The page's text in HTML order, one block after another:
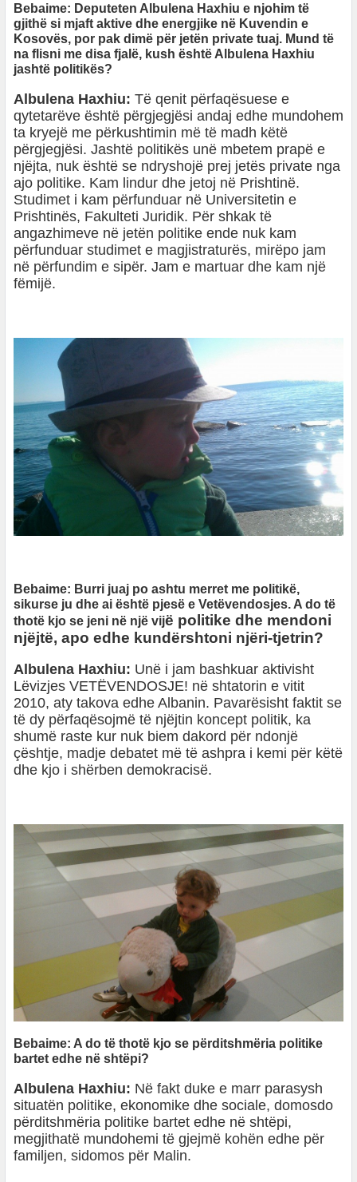
Bebaime: Deputeten Albulena Haxhiu e njohim të
gjithë si mjaft aktive dhe energjike në Kuvendin e
Kosovës, por pak dimë për jetën private tuaj. Mund të
na flisni me disa fjalë, kush është Albulena Haxhiu
jashtë politikës?
Albulena Haxhiu: Të qenit përfaqësuese e
qytetarëve është përgjegjësi andaj edhe mundohem
ta kryejë me përkushtimin më të madh këtë
përgjegjësi. Jashtë politikës unë mbetem prapë e
njëjta, nuk është se ndryshojë prej jetës private nga
ajo politike. Kam lindur dhe jetoj në Prishtinë.
Studimet i kam përfunduar në Universitetin e
Prishtinës, Fakulteti Juridik. Për shkak të
angazhimeve në jetën politike ende nuk kam
përfunduar studimet e magjistraturës, mirëpo jam
në përfundim e sipër. Jam e martuar dhe kam një
fëmijë.
Bebaime: Burri juaj po ashtu merret me politikë,
sikurse ju dhe ai është pjesë e Vetëvendosjes. A do të
thotë kjo se jeni në një vijë politike dhe mendoni
njëjtë, apo edhe kundërshtoni njëri-tjetrin?
Albulena Haxhiu: Unë i jam bashkuar aktivisht
Lëvizjes VETËVENDOSJE! në shtatorin e vitit
2010, aty takova edhe Albanin. Pavarësisht faktit se
të dy përfaqësojmë të njëjtin koncept politik, ka
shumë raste kur nuk biem dakord për ndonjë
çështje, madje debatet më të ashpra i kemi për këtë
dhe kjo i shërben demokracisë.
Bebaime: A do të thotë kjo se përditshmëria politike
bartet edhe në shtëpi?
Albulena Haxhiu: Në fakt duke e marr parasysh
situatën politike, ekonomike dhe sociale, domosdo
përditshmëria politike bartet edhe në shtëpi,
megjithatë mundohemi të gjejmë kohën edhe për
familjen, sidomos për Malin.